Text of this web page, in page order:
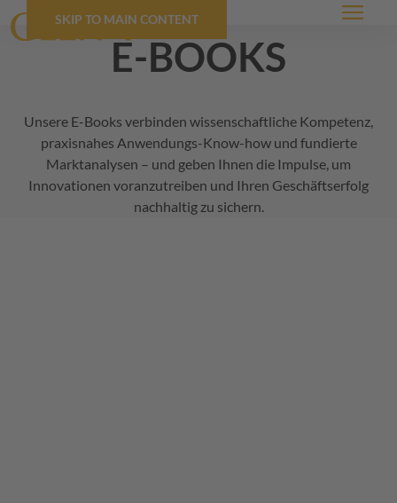
SKIP TO MAIN CONTENT Menü
e-books
Unsere E-Books verbinden wissenschaftliche Kompetenz,
praxisnahes Anwendungs-Know-how und fundierte
Marktanalysen – und geben Ihnen die Impulse, um
Innovationen voranzutreiben und Ihren Geschäftserfolg
nachhaltig zu sichern.